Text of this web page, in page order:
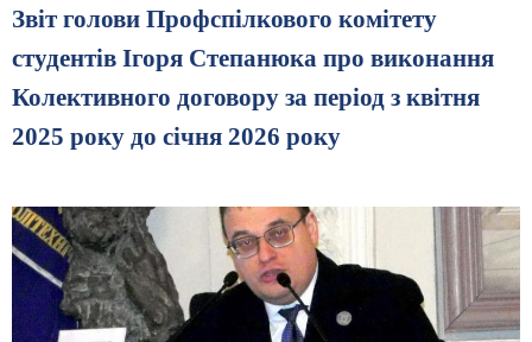
Звіт голови Профспілкового комітету
студентів Ігоря Степанюка про виконання
Колективного договору за період з квітня
2025 року до січня 2026 року